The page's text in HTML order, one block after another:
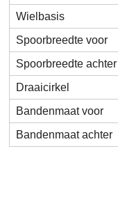
Wielbasis
Spoorbreedte voor
Spoorbreedte achter
Draaicirkel
Bandenmaat voor
Bandenmaat achter